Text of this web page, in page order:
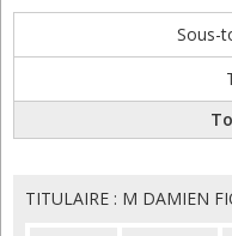
Sous-
TITULAIRE : M DAMIEN